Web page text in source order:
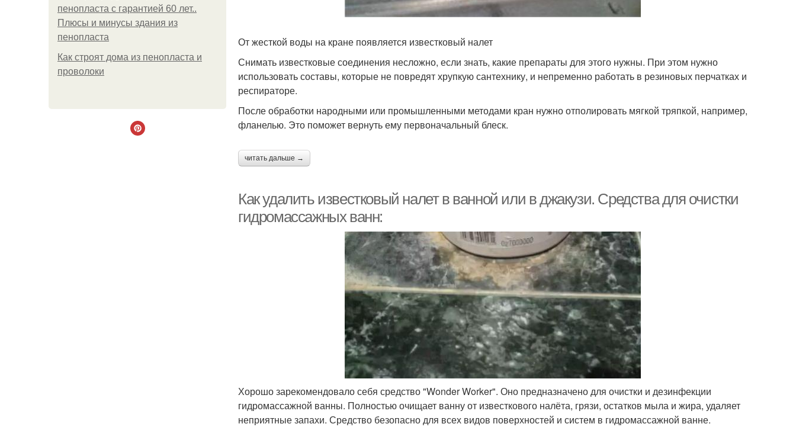
пенопласта с гарантией 60 лет..
Плюсы и минусы здания из
пенопласта
Как строят дома из пенопласта и
проволоки
От жесткой воды на кране появляется известковый налет
Снимать известковые соединения несложно, если знать, какие препараты для этого нужны. При этом нужно
использовать составы, которые не повредят хрупкую сантехнику, и непременно работать в резиновых перчатках и
респираторе.
После обработки народными или промышленными методами кран нужно отполировать мягкой тряпкой, например,
фланелью. Это поможет вернуть ему первоначальный блеск.
читать дальше →
Как удалить известковый налет в ванной или в джакузи. Средства для очистки
гидромассажных ванн:
Хорошо зарекомендовало себя средство "Wonder Worker". Оно предназначено для очистки и дезинфекции
гидромассажной ванны. Полностью очищает ванну от известкового налёта, грязи, остатков мыла и жира, удаляет
неприятные запахи. Средство безопасно для всех видов поверхностей и систем в гидромассажной ванне.